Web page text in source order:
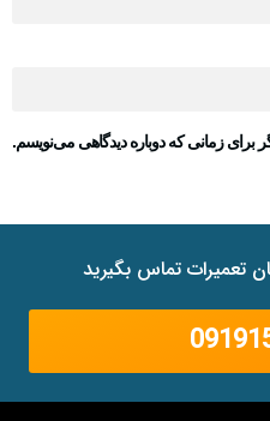
برای زمانی که دوباره دیدگاهی می‌نویسم.
تعمیرات تماس بگیرید